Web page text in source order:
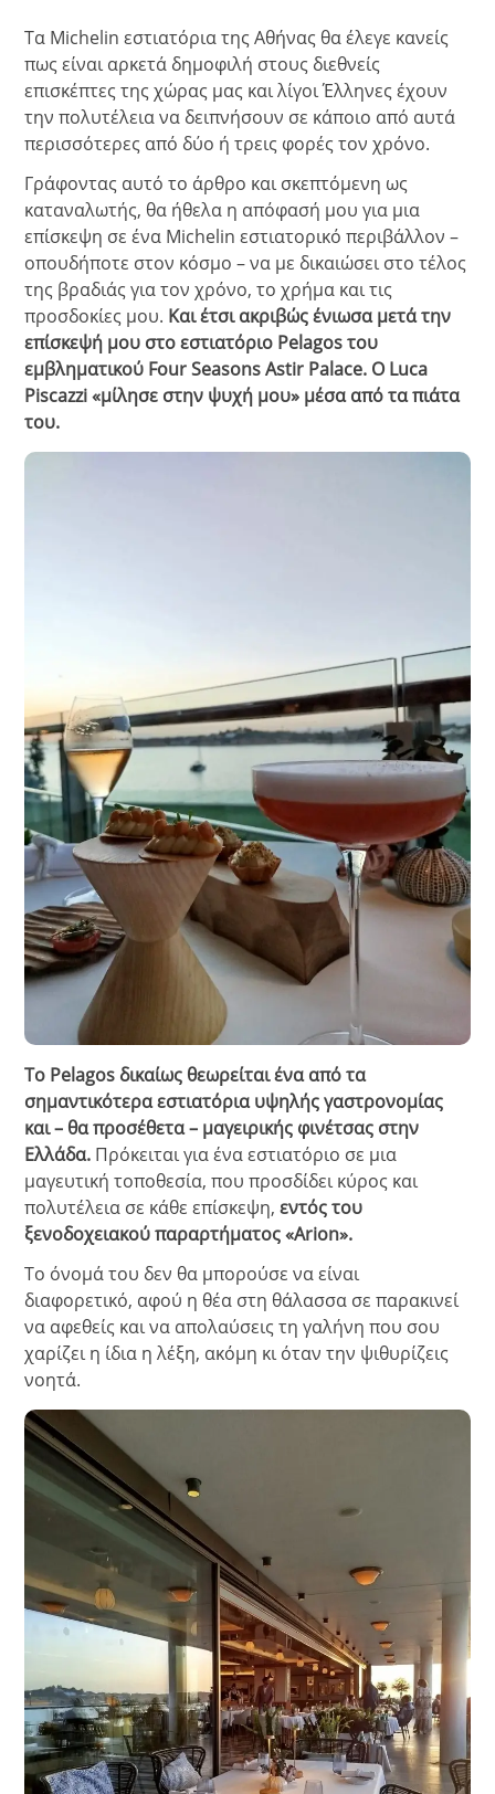
Τα Michelin εστιατόρια της Αθήνας θα έλεγε κανείς
πως είναι αρκετά δημοφιλή στους διεθνείς
επισκέπτες της χώρας μας και λίγοι Έλληνες έχουν
την πολυτέλεια να δειπνήσουν σε κάποιο από αυτά
περισσότερες από δύο ή τρεις φορές τον χρόνο.
Γράφοντας αυτό το άρθρο και σκεπτόμενη ως
καταναλωτής, θα ήθελα η απόφασή μου για μια
επίσκεψη σε ένα Michelin εστιατορικό περιβάλλον –
οπουδήποτε στον κόσμο – να με δικαιώσει στο τέλος
της βραδιάς για τον χρόνο, το χρήμα και τις
προσδοκίες μου. Και έτσι ακριβώς ένιωσα μετά την
επίσκεψή μου στο εστιατόριο Pelagos του
εμβληματικού Four Seasons Astir Palace. Ο Luca
Piscazzi «μίλησε στην ψυχή μου» μέσα από τα πιάτα
του.
Το Pelagos δικαίως θεωρείται ένα από τα
σημαντικότερα εστιατόρια υψηλής γαστρονομίας
και – θα προσέθετα – μαγειρικής φινέτσας στην
Ελλάδα. Πρόκειται για ένα εστιατόριο σε μια
μαγευτική τοποθεσία, που προσδίδει κύρος και
πολυτέλεια σε κάθε επίσκεψη,εντός του
ξενοδοχειακού παραρτήματος «Arion».
Το όνομά του δεν θα μπορούσε να είναι
διαφορετικό, αφού η θέα στη θάλασσα σε παρακινεί
να αφεθείς και να απολαύσεις τη γαλήνη που σου
χαρίζει η ίδια η λέξη, ακόμη κι όταν την ψιθυρίζεις
νοητά.